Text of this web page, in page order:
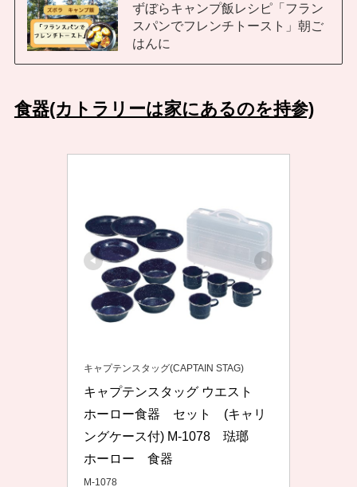
ずぼらキャンプ飯レシピ「フラン
スパンでフレンチトースト」朝ご
はんに
食器(カトラリーは家にあるのを持参)
キャプテンスタッグ(CAPTAIN STAG)
キャプテンスタッグ ウエスト
ホーロー食器　セット　(キャリ
ングケース付) M-1078　琺瑯
ホーロー　食器
M-1078